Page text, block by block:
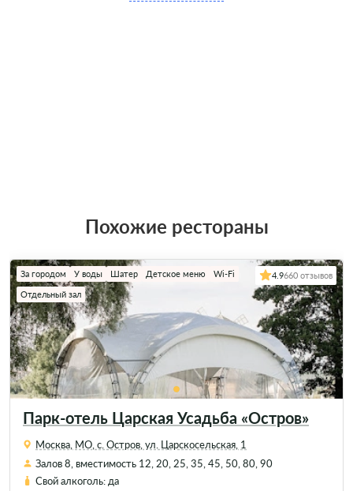
Похожие рестораны
Парк-отель Царская Усадьба «Остров»
За городом У воды Шатер Детское меню
Wi-Fi
Отдельный зал
4.9660 отзывов
Москва, МО, с. Остров, ул. Царскосельская, 1
Залов 8, вместимость 12, 20, 25, 35, 45, 50, 80, 90
Свой алкоголь: да